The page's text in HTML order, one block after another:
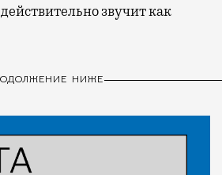
действительно звучит как
НИЖЕ